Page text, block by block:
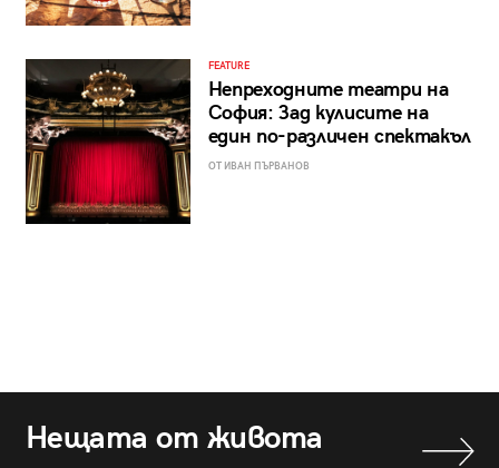
FEATURE
Непреходните театри на
София: Зад кулисите на
един по-различен спектакъл
ОТ ИВАН ПЪРВАНОВ
Нещата от живота